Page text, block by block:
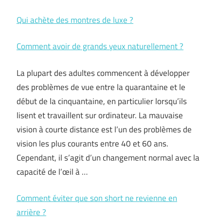
Qui achète des montres de luxe ?
Comment avoir de grands yeux naturellement ?
La plupart des adultes commencent à développer
des problèmes de vue entre la quarantaine et le
début de la cinquantaine, en particulier lorsqu’ils
lisent et travaillent sur ordinateur. La mauvaise
vision à courte distance est l’un des problèmes de
vision les plus courants entre 40 et 60 ans.
Cependant, il s’agit d’un changement normal avec la
capacité de l’œil à …
Comment éviter que son short ne revienne en
arrière ?